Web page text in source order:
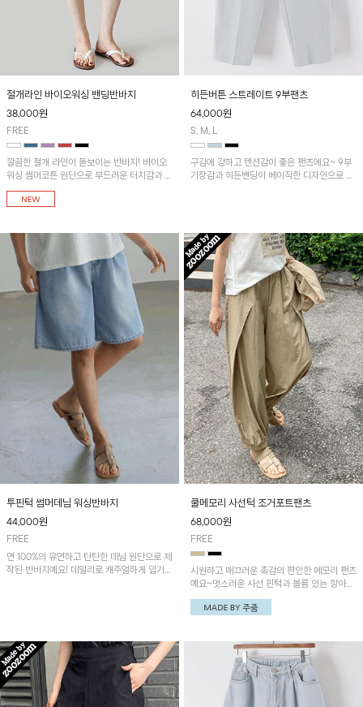
절개라인 바이오워싱 밴딩반바지
38,000원
FREE
깔끔한 절개 라인이 돋보이는 반바지! 바이오
워싱 썸머코튼 원단으로 부드러운 터치감과 편
안한 느낌을 더했으며 허리 밴딩 디자인으로
부담 없이 착용하기 좋은 썸머 데일리 아이템
히든버튼 스트레이트 9부팬츠
64,000원
S, M, L
구김에 강하고 텐션감이 좋은 팬츠에요~ 9부
기장감과 히든밴딩이 베이직한 디자인으로 활
투핀턱 썸머데님 워싱반바지
44,000원
FREE
면 100%의 유연하고 탄탄한 데님 원단으로 제
작된 반바지예요! 데일리로 캐주얼하게 입기
쿨메모리 사선턱 조거포트팬츠
68,000원
FREE
시원하고 매끄러운 촉감의 편안한 메모리 팬츠
예요~멋스러운 사선 핀턱과 볼륨 있는 항아리
핏이 유니크한 아이템!